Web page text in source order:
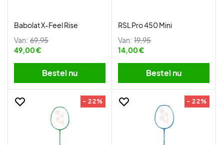
Babolat X-Feel Rise
Van: 69,95
49,00 €
Bestel nu
RSL Pro 450 Mini
Van: 19,95
14,00 €
Bestel nu
- 22% - 22%